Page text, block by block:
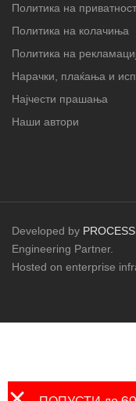
Политика на приватност
Политика на колачиња
Политика на
Нарачки, плаќања и
Најчести прашања
Наши автори
Developed by
Engineering Partner.
Hosted on enterprise